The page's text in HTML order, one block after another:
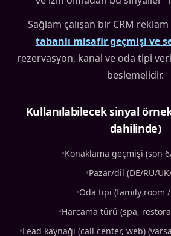
Sağlam çalışan bir CRM
tabanlı misafir geçmişi ve
rezervasyon, kanal ve oda tipi
beslemelidir.
Kullanılabilecek sinyal
dahilinde)
•Konaklama geçmişi (son
•Pazar/dil (DE/RU/
•Oda tipi (family room
•Harcama türü (spa,
•Lead kaynağı (call center, web)